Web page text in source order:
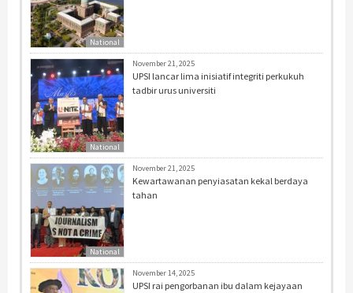
National
National
November 21, 2025
UPSI lancar lima inisiatif integriti perkukuh
tadbir urus universiti
National
November 21, 2025
Kewartawanan penyiasatan kekal berdaya
tahan
November 14, 2025
UPSI rai pengorbanan ibu dalam kejayaan